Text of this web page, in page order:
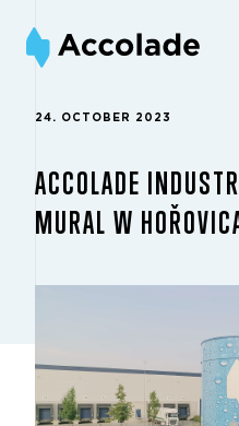
24. OCTOBER 2023
ACCOLADE
MURAL W